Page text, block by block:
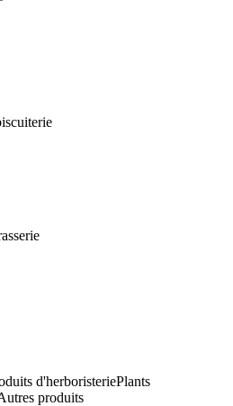
d'herboristeriePlants
produits